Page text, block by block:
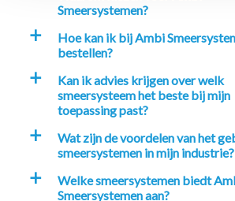
Smeersystemen?
a
Hoe kan ik bij Ambi
bestellen?
a
Kan ik advies krijgen over welk
smeersysteem het beste bij mijn
toepassing past?
a
Wat zijn de voordelen van het
smeersystemen in mijn industrie?
a
Welke smeersystemen biedt
Smeersystemen aan?